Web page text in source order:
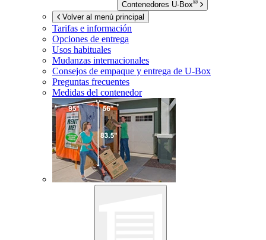
Contenedores U-Box®
Volver al menú principal
Tarifas e información
Opciones de entrega
Usos habituales
Mudanzas internacionales
Consejos de empaque y entrega de U-Box
Preguntas frecuentes
Medidas del contenedor